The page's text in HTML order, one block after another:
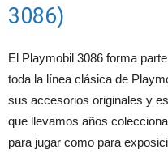
3086)
El Playmobil 3086 forma
toda la línea clásica de
sus accesorios originales y
que llevamos años
para jugar como para